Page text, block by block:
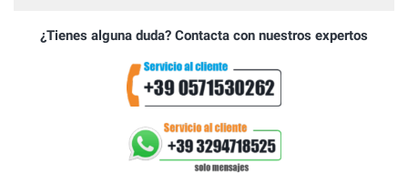
¿Tienes alguna duda? Contacta con nuestros expertos